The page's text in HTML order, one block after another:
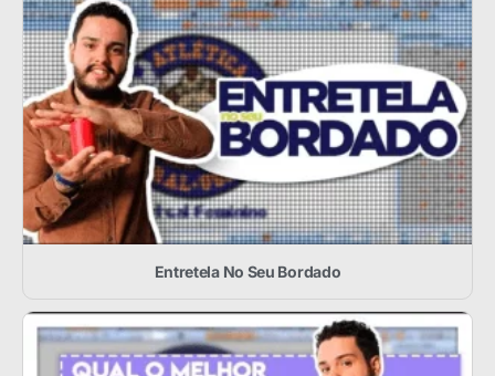
Entretela No Seu Bordado